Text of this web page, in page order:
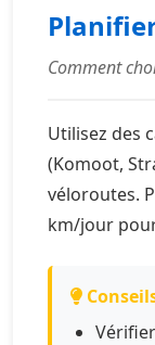
Comment
Utilisez des
(Komoot,
véloroutes.
km/jour